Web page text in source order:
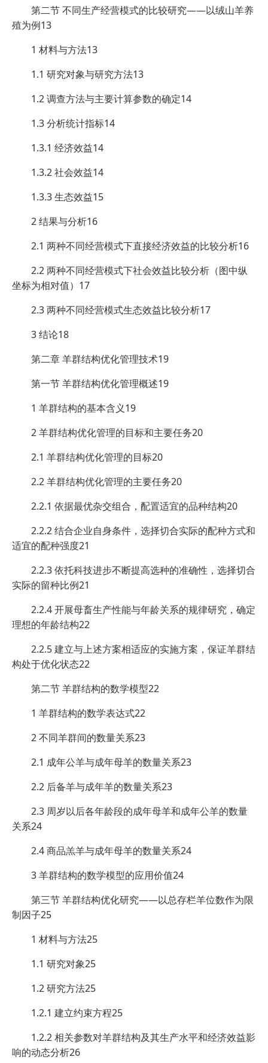
第二节 不同生产经营模式的比较研究——以绒山羊养
殖为例13
1 材料与方法13
1.1 研究对象与研究方法13
1.2 调查方法与主要计算参数的确定14
1.3 分析统计指标14
1.3.1 经济效益14
1.3.2 社会效益14
1.3.3 生态效益15
2 结果与分析16
2.1 两种不同经营模式下直接经济效益的比较分析16
2.2 两种不同经营模式下社会效益比较分析（图中纵
坐标为相对值）17
2.3 两种不同经营模式生态效益比较分析17
3 结论18
第二章 羊群结构优化管理技术19
第一节 羊群结构优化管理概述19
1 羊群结构的基本含义19
2 羊群结构优化管理的目标和主要任务20
2.1 羊群结构优化管理的目标20
2.2 羊群结构优化管理的主要任务20
2.2.1 依据最优杂交组合，配置适宜的品种结构20
2.2.2 结合企业自身条件，选择切合实际的配种方式和
适宜的配种强度21
2.2.3 依托科技进步不断提高选种的准确性，选择切合
实际的留种比例21
2.2.4 开展母畜生产性能与年龄关系的规律研究，确定
理想的年龄结构22
2.2.5 建立与上述方案相适应的实施方案，保证羊群结
构处于优化状态22
第二节 羊群结构的数学模型22
1 羊群结构的数学表达式22
2 不同羊群间的数量关系23
2.1 成年公羊与成年母羊的数量关系23
2.2 后备羊与成年羊的数量关系23
2.3 周岁以后各年龄段的成年母羊和成年公羊的数量
关系24
2.4 商品羔羊与成年母羊的数量关系24
3 羊群结构的数学模型的应用价值24
第三节 羊群结构优化研究——以总存栏羊位数作为限
制因子25
1 材料与方法25
1.1 研究对象25
1.2 研究方法25
1.2.1 建立约束方程25
1.2.2 相关参数对羊群结构及其生产水平和经济效益影
响的动态分析26